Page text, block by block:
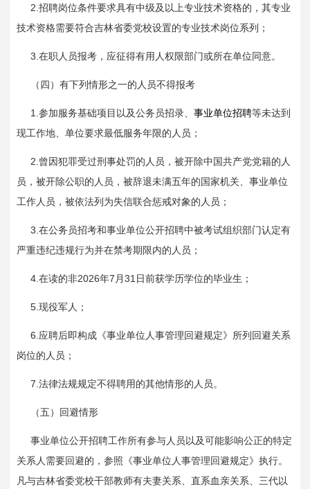
2.招聘岗位条件要求具有中级及以上专业技术资格的，其专业
技术资格需要符合吉林省委党校设置的专业技术岗位系列；
3.在职人员报考，应征得有用人权限部门或所在单位同意。
（四）有下列情形之一的人员不得报考
1.参加服务基础项目以及公务员招录、事业单位招聘等未达到
现工作地、单位要求最低服务年限的人员；
2. 曾因犯罪受过刑事处罚的人员，被开除中国共产党党籍的人
员，被开除公职的人员，被辞退未满五年的国家机关、事业单位
工作人员，被依法列为失信联合惩戒对象的人员；
3.在公务员招考和事业单位公开招聘中被考试组织部门认定有
严重违纪违规行为并在禁考期限内的人员；
4.在读的非2026年7 月31 日前获学历学位的毕业生；
5.现役军人；
6. 应聘后即构成《事业单位人事管理回避规定》所列回避关系
岗位的人员；
7.法律法规规定不得聘用的其他情形的人员。
（五）回避情形
事业单位公开招聘工作所有参与人员以及可能影响公正的特定
关系人需要回避的，参照《事业单位人事管理回避规定》执行。
凡与吉林省委党校干部教师有夫妻关系、直系血亲关系、三代以